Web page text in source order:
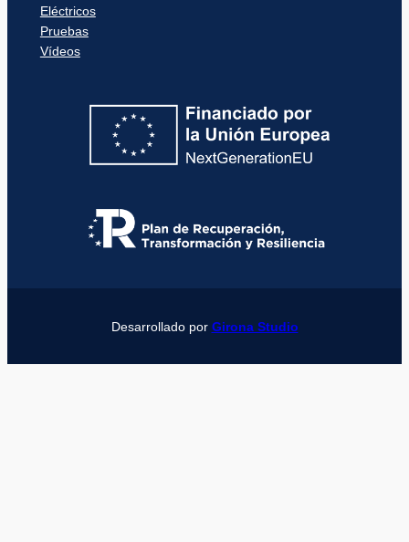
Eléctricos
Pruebas
Vídeos
Desarrollado por Girona Studio